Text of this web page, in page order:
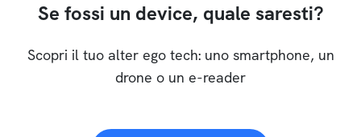
Se fossi un device, quale saresti?
Scopri il tuo alter ego tech: uno smartphone, un
drone o un e-reader